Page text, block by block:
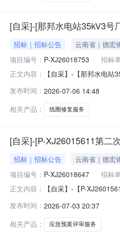
[自采]-[那邦水电站35kV3号
招标｜招标公告 云南省｜德宏
项目编号： P-XJ26018753 招标
正文内容：
【自采】-【那邦水电
发布时间： 2026-07-06 14:48
相关产品：
线圈修复服务
[自采]-[P-XJ26015611第二
招标｜招标公告 云南省｜德宏
项目编号： P-XJ26018647 招标
正文内容：
【自采】-【P-
发布时间： 2026-07-03 20:37
相关产品：
应急预案评审服务